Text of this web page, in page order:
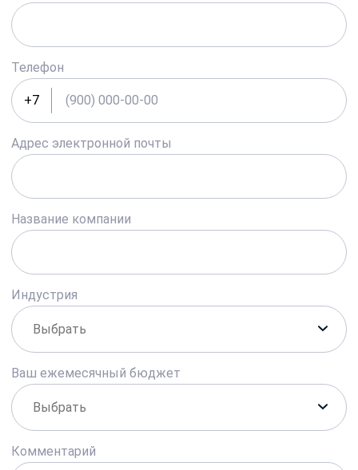
Телефон
+7
Адрес электронной почты
Название компании
Индустрия
Ваш ежемесячный бюджет
Комментарий